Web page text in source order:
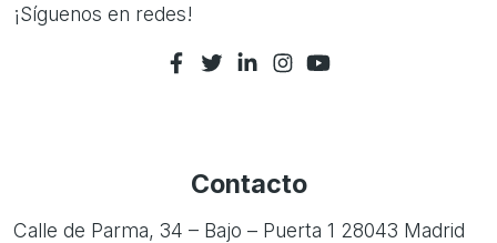
¡Síguenos en redes!
Contacto
Calle de Parma, 34 – Bajo – Puerta 1 28043 Madrid